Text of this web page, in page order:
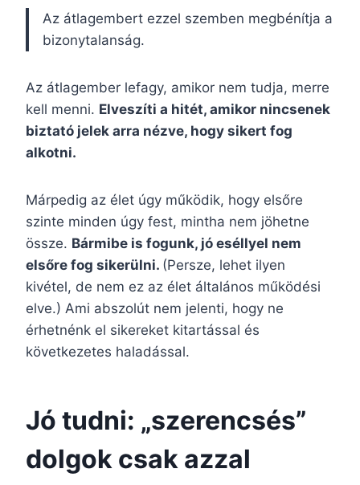
Az átlagembert ezzel szemben megbénítja a
bizonytalanság.
Az átlagember lefagy, amikor nem tudja, merre
kell menni. Elveszíti a hitét, amikor nincsenek
biztató jelek arra nézve, hogy sikert fog
alkotni.
Márpedig az élet úgy működik, hogy elsőre
szinte minden úgy fest, mintha nem jöhetne
össze. Bármibe is fogunk, jó eséllyel nem
elsőre fog sikerülni. (Persze, lehet ilyen
kivétel, de nem ez az élet általános működési
elve.) Ami abszolút nem jelenti, hogy ne
érhetnénk el sikereket kitartással és
következetes haladással.
Jó tudni: „szerencsés”
dolgok csak azzal